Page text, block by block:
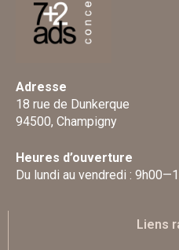
Adresse
18 rue de Dunkerque
94500, Champigny
Heures d’ouverture
Du lundi au vendredi :
Liens